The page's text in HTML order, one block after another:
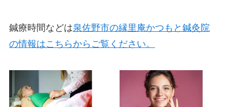
鍼療時間などは泉佐野市の縁里庵かつもと鍼灸院
の情報はこちらからご覧ください。